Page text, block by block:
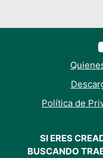
Política de
SI ERES
BUSCANDO